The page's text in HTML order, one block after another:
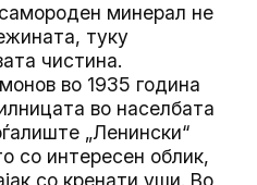
минерал не
туку
чистина.
во 1935 година
во населбата
„Ленински“
со интересен облик,
со кренати уши. Во